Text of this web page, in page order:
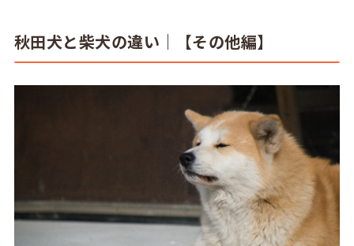
秋田犬と柴犬の違い｜【その他編】